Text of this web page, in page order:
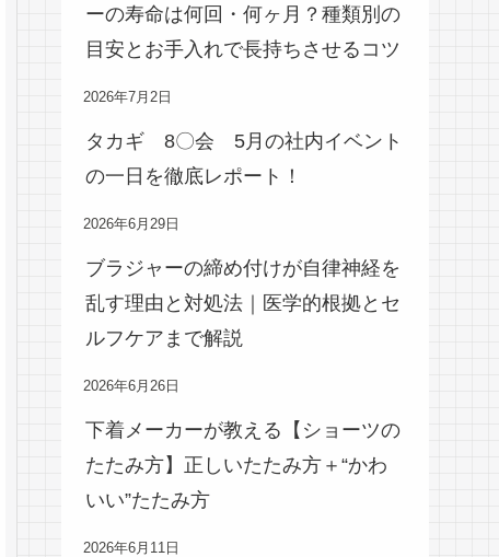
ーの寿命は何回・何ヶ月？種類別の
目安とお手入れで長持ちさせるコツ
2026年7月2日
タカギ 8〇会 5月の社内イベント
の一日を徹底レポート！
2026年6月29日
ブラジャーの締め付けが自律神経を
乱す理由と対処法｜医学的根拠とセ
ルフケアまで解説
2026年6月26日
下着メーカーが教える【ショーツの
たたみ方】正しいたたみ方＋“かわ
いい”たたみ方
2026年6月11日